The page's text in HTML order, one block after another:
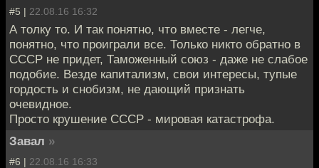
#5 | 22.08.16 16:32
А толку то. И так понятно, что вместе - легче,
понятно, что проиграли все. Только никто обратно в
СССР не придет, Таможенный союз - даже не слабое
подобие. Везде капитализм, свои интересы, тупые
гордость и снобизм, не дающий признать
очевидное.
Просто крушение СССР - мировая катастрофа.
Завал »
#6 | 22.08.16 16:33